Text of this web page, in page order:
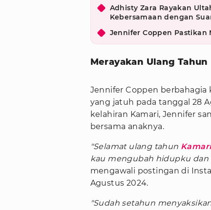
Adhisty Zara Rayakan
Kebersamaan dengan
Jennifer Coppen Pastikan
Merayakan Ulang
Jennifer Coppen berbahagia
yang jatuh pada tanggal 28
kelahiran Kamari, Jennifer
bersama anaknya.
"Selamat ulang tahun
kau mengubah hidupku dan
mengawali postingan di
Agustus 2024.
"Sudah setahun